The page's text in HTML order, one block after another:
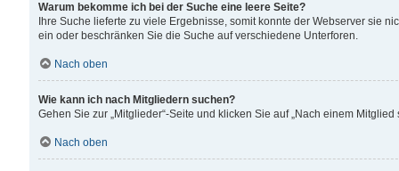
Warum bekomme ich bei der Suche eine leere Seite?
Ihre Suche lieferte zu viele Ergebnisse, somit konnte der Webserver sie
ein oder beschränken Sie die Suche auf verschiedene Unterforen.
Nach oben
Wie kann ich nach Mitgliedern suchen?
Gehen Sie zur „Mitglieder“-Seite und klicken Sie auf „Nach einem Mitglied
Nach oben